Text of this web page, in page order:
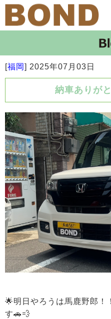
[福岡] 2025年07月03日
納車ありが
🌟明日やろうは馬鹿野郎
す🚗💨